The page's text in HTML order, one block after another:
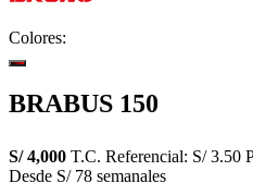
Colores:
BRABUS 150
S/ 4,000 T.C. Referencial: S/ 3.50
Desde S/ 78 semanales